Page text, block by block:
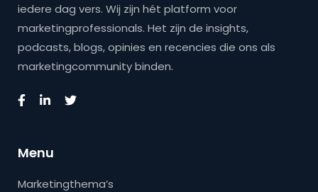
iedere dag vers. Wij zijn hét platform voor
marketingprofessionals. Het zijn de insights,
podcasts, blogs, opinies en recencies die ons als
marketingcommunity binden.
Menu
Marketingthema’s